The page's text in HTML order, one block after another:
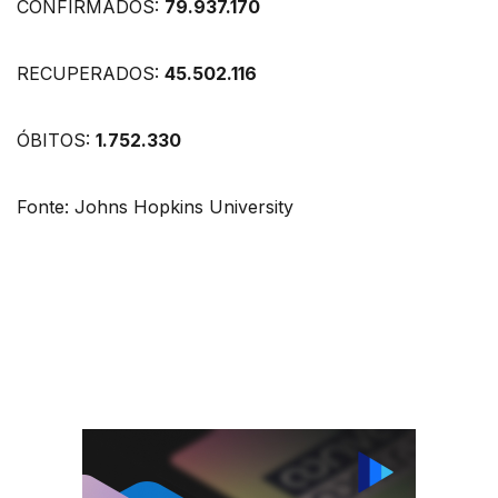
CONFIRMADOS: 79.937.170
RECUPERADOS: 45.502.116
ÓBITOS: 1.752.330
Fonte: Johns Hopkins University